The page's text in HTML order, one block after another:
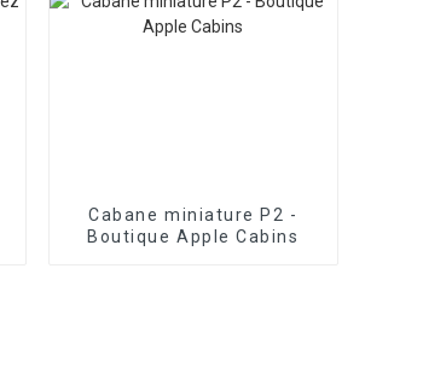
Cabane miniature P2 -
Boutique Apple Cabins